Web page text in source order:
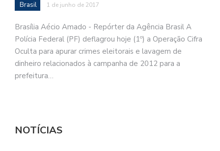
Brasil 1 de junho de 2017
Brasília Aécio Amado - Repórter da Agência Brasil A
Polícia Federal (PF) deflagrou hoje (1º) a Operação Cifra
Oculta para apurar crimes eleitorais e lavagem de
dinheiro relacionados à campanha de 2012 para a
prefeitura…
NOTÍCIAS